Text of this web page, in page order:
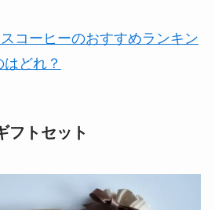
コーヒーのおすすめランキン
どれ？
トセット